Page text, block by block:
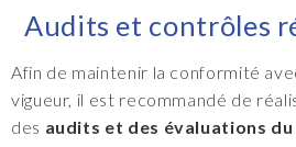
Audits et contrôles
Afin de maintenir la conformité
vigueur, il est recommandé de
des audits et des évaluations